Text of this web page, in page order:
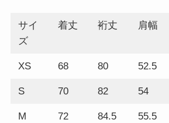
サイ
ズ
着丈 裄丈 肩幅
XS 68 80 52.5
S 70 82 54
M 72 84.5 55.5